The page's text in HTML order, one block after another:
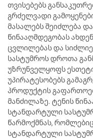
თვისებებს
გრძელვადი
მასალებს შეიძლება
წინააღმდეგობას
ცვლილებას და
სასტუმროს დროთა
უზრუნველყოფს
უპირატესობებს
პროდუქტის
მანძილაზე. ტენის
სტანდარტული
წარმოქმნას,
სტანდარტული